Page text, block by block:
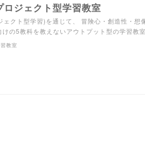
ジェクト型学習教室
クト型学習)を通じて、 冒険心・創造性・想
の5教科を教えないアウトプット型の学習教室
教室